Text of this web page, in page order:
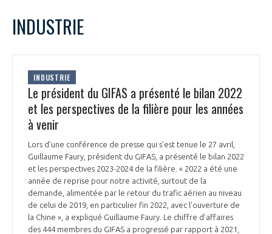
PRÉSENTATION
NOTRE VISION
NOS MISSIONS
NOTRE HISTOIRE
ORGANISATION
L’ÉQUIPE DU GIFAS
NOS RÉSEAUX À L'INTERNATIONAL
FONCTIONNEMENT
GEADS
COMITÉ AERO PME
ACCOMPAGNEMENT DE NOS ADHÉRENTS
LES PROGRAMMES DU GIFAS
LA MÉDIATION
L
1
2
11 14
16
19
24
INDUSTRIE
INDUSTRIE
Le président du GIFAS a présenté le bilan 2022
et les perspectives de la filière pour les années
à venir
Lors d’une conférence de presse qui s’est tenue le 27 avril,
Guillaume Faury, président du GIFAS, a présenté le bilan 2022
et les perspectives 2023-2024 de la filière. « 2022 a été une
année de reprise pour notre activité, surtout de la
demande, alimentée par le retour du trafic aérien au niveau
de celui de 2019, en particulier fin 2022, avec l'ouverture de
la Chine », a expliqué Guillaume Faury. Le chiffre d’affaires
des 444 membres du GIFAS a progressé par rapport à 2021,
Rejoignez une filière d’excellence et développez